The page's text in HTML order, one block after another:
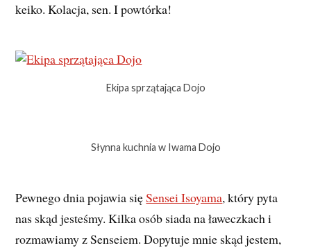
keiko. Kolacja, sen. I powtórka!
Ekipa sprzątająca Dojo
Słynna kuchnia w Iwama Dojo
Pewnego dnia pojawia sięSensei Isoyama, który pyta
nas skąd jesteśmy. Kilka osób siada na ławeczkach i
rozmawiamy z Senseiem. Dopytuje mnie skąd jestem,